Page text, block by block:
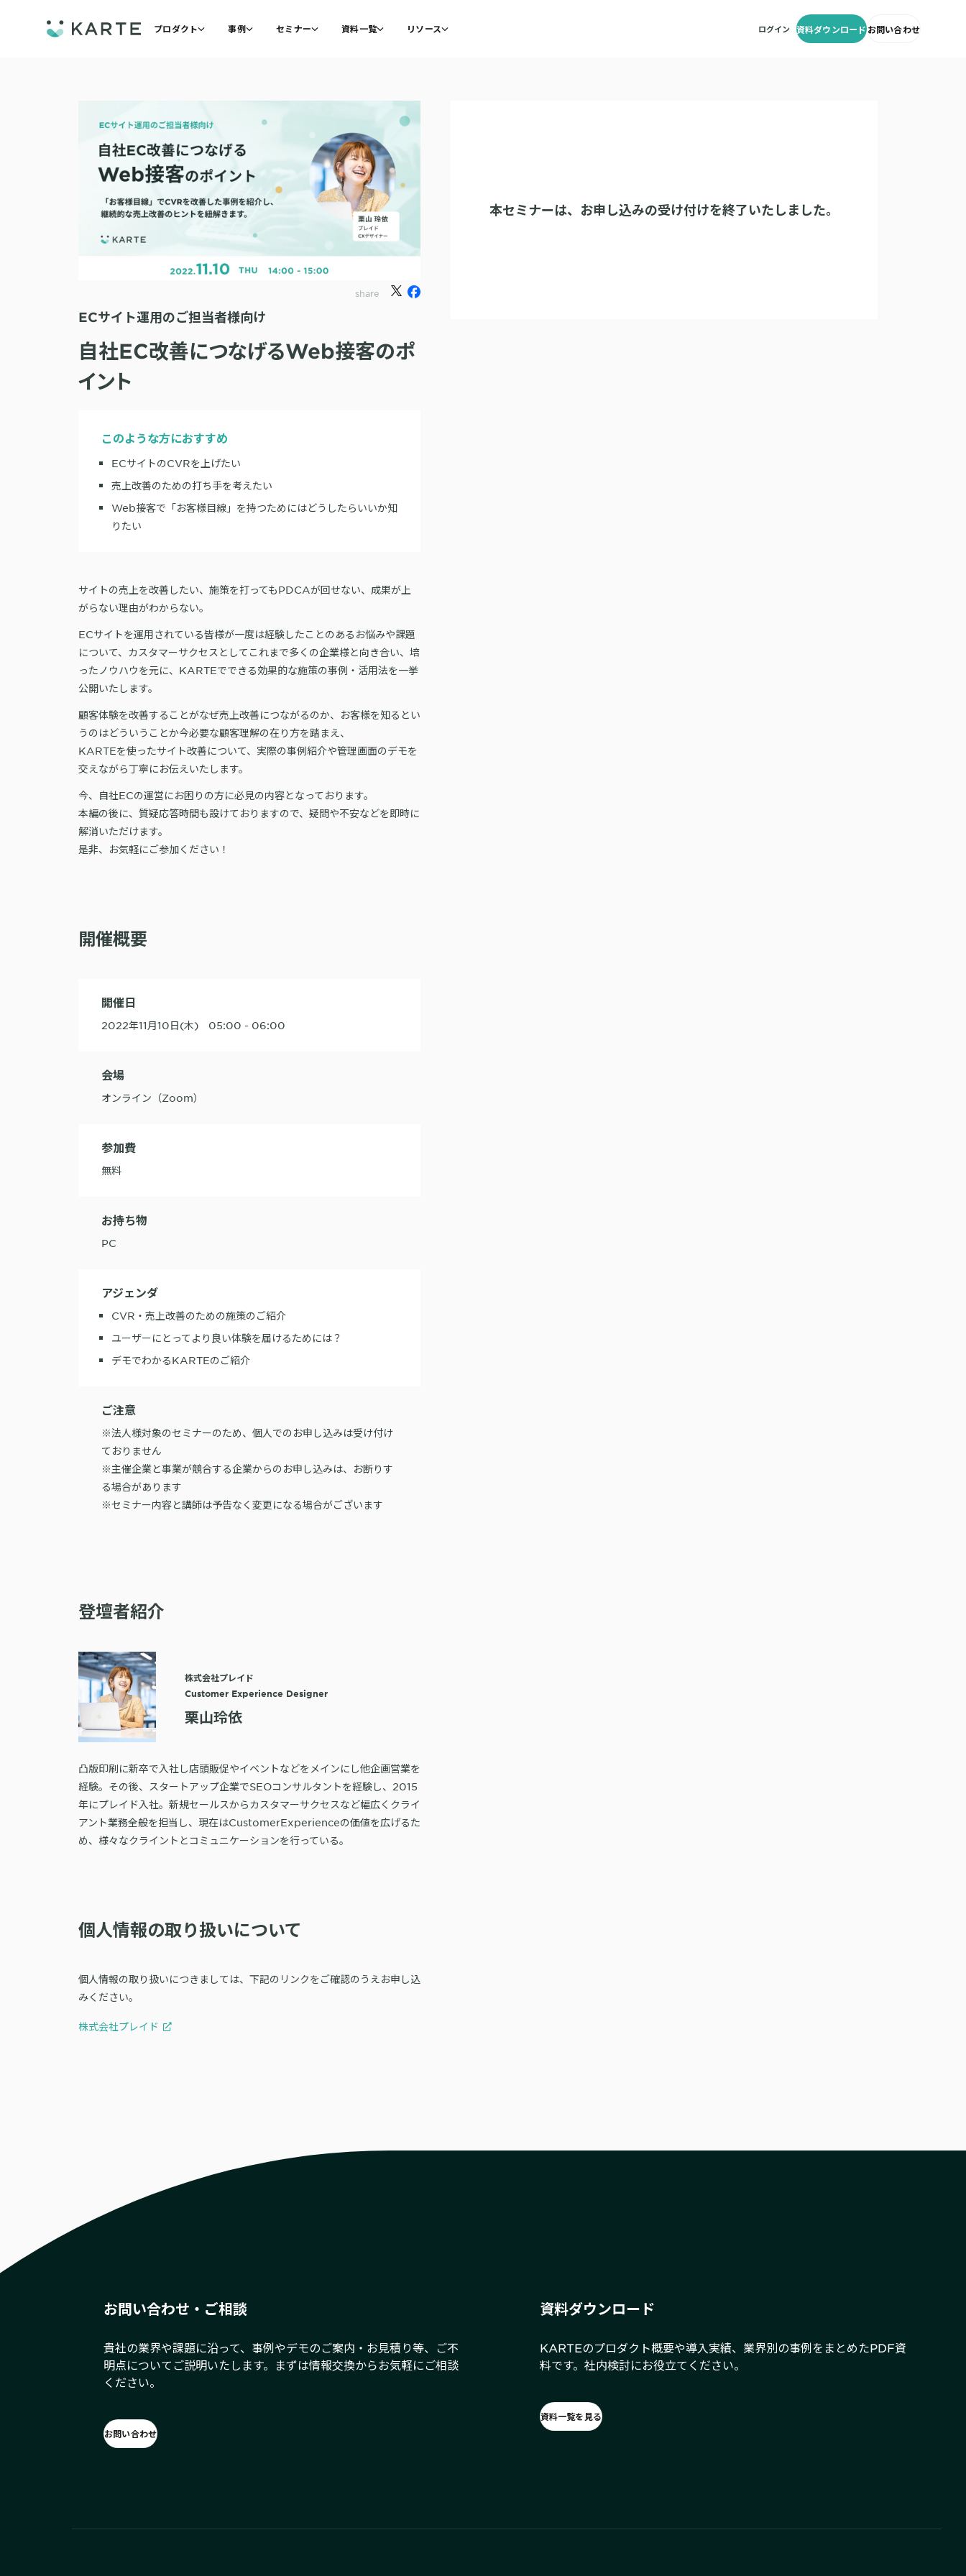
プロダクト 事例 セミナー 資料一覧 リソース ログイン 資料ダウンロードお問い合わせ
share
ECサイト運用のご担当者様向け
自社EC改善につなげるWeb接客のポ
イント
このような方におすすめ
ECサイトのCVRを上げたい
売上改善のための打ち手を考えたい
Web接客で「お客様目線」を持つためにはどうしたらいいか知
りたい
サイトの売上を改善したい、施策を打ってもPDCAが回せない、成果が上
がらない理由がわからない。
ECサイトを運用されている皆様が一度は経験したことのあるお悩みや課題
について、カスタマーサクセスとしてこれまで多くの企業様と向き合い、培
ったノウハウを元に、KARTEでできる効果的な施策の事例・活用法を一挙
公開いたします。
顧客体験を改善することがなぜ売上改善につながるのか、お客様を知るとい
うのはどういうことか今必要な顧客理解の在り方を踏まえ、
KARTEを使ったサイト改善について、実際の事例紹介や管理画面のデモを
交えながら丁寧にお伝えいたします。
今、自社ECの運営にお困りの方に必見の内容となっております。
本編の後に、質疑応答時間も設けておりますので、疑問や不安などを即時に
解消いただけます。
是非、お気軽にご参加ください！
開催概要
開催日
2022年11月10日(木) 05:00 - 06:00
会場
オンライン（Zoom）
参加費
無料
お持ち物
PC
アジェンダ
CVR・売上改善のための施策のご紹介
ユーザーにとってより良い体験を届けるためには？
デモでわかるKARTEのご紹介
ご注意
※法人様対象のセミナーのため、個人でのお申し込みは受け付け
ておりません
※主催企業と事業が競合する企業からのお申し込みは、お断りす
る場合があります
※セミナー内容と講師は予告なく変更になる場合がございます
登壇者紹介
株式会社プレイド
Customer Experience Designer
栗山玲依
凸版印刷に新卒で入社し店頭販促やイベントなどをメインにし他企画営業を
経験。その後、スタートアップ企業でSEOコンサルタントを経験し、2015
年にプレイド入社。新規セールスからカスタマーサクセスなど幅広くクライ
アント業務全般を担当し、現在はCustomerExperienceの価値を広げるた
め、様々なクライントとコミュニケーションを行っている。
個人情報の取り扱いについて
個人情報の取り扱いにつきましては、下記のリンクをご確認のうえお申し込
みください。
株式会社プレイド
本セミナーは、 お申し込みの受け付けを終了いたしました。
お問い合わせ・ご相談
貴社の業界や課題に沿って、事例やデモのご案内・お見積り等、ご不
明点についてご説明いたします。まずは情報交換からお気軽にご相談
ください。
お問い合わせ
資料ダウンロード
KARTEのプロダクト概要や導入実績、業界別の事例をまとめたPDF資
料です。社内検討にお役立てください。
資料一覧を見る